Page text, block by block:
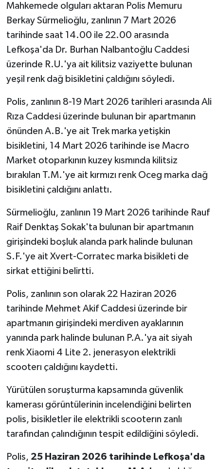
Mahkemede olguları aktaran Polis Memuru
Berkay Sürmelioğlu, zanlının 7 Mart 2026
tarihinde saat 14.00 ile 22.00 arasında
Lefkoşa'da Dr. Burhan Nalbantoğlu Caddesi
üzerinde R.U.'ya ait kilitsiz vaziyette bulunan
yeşil renk dağ bisikletini çaldığını söyledi.
Polis, zanlının 8-19 Mart 2026 tarihleri arasında Ali
Rıza Caddesi üzerinde bulunan bir apartmanın
önünden A.B.'ye ait Trek marka yetişkin
bisikletini, 14 Mart 2026 tarihinde ise Macro
Market otoparkının kuzey kısmında kilitsiz
bırakılan T.M.'ye ait kırmızı renk Oceg marka dağ
bisikletini çaldığını anlattı.
Sürmelioğlu, zanlının 19 Mart 2026 tarihinde Rauf
Raif Denktaş Sokak'ta bulunan bir apartmanın
girişindeki boşluk alanda park halinde bulunan
S.F.'ye ait Xvert-Corratec marka bisikleti de
sirkat ettiğini belirtti.
Polis, zanlının son olarak 22 Haziran 2026
tarihinde Mehmet Akif Caddesi üzerinde bir
apartmanın girişindeki merdiven ayaklarının
yanında park halinde bulunan P.A.'ya ait siyah
renk Xiaomi 4 Lite 2. jenerasyon elektrikli
scooterı çaldığını kaydetti.
Yürütülen soruşturma kapsamında güvenlik
kamerası görüntülerinin incelendiğini belirten
polis, bisikletler ile elektrikli scooterın zanlı
tarafından çalındığının tespit edildiğini söyledi.
Polis, 25 Haziran 2026 tarihinde Lefkoşa'da